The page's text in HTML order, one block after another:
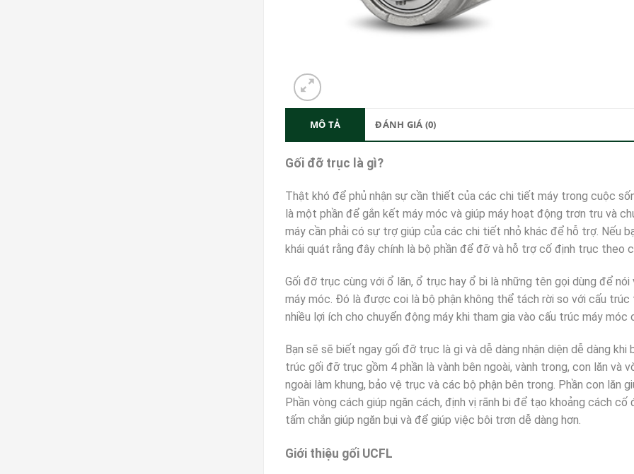
MÔ TẢ ĐÁNH GIÁ (0)
Gối đỡ trục là gì?
Thật khó để phủ nhận sự cần thiết của các chi tiết máy trong cuộc
là một phần để gắn kết máy móc và giúp máy hoạt động trơn tru và
máy cần phải có sự trợ giúp của các chi tiết nhỏ khác để hỗ trợ. Nếu
khái quát rằng đây chính là bộ phần để đỡ và hỗ trợ cố định trục theo
Gối đỡ trục cùng với ổ lăn, ổ trục hay ổ bi là những tên gọi dùng để
máy móc. Đó là được coi là bộ phận không thể tách rời so với cấu
nhiều lợi ích cho chuyển động máy khi tham gia vào cấu trúc máy móc
Bạn sẽ sẽ biết ngay gối đỡ trục là gì và dễ dàng nhận diện dễ dàng
trúc gối đỡ trục gồm 4 phần là vành bên ngoài, vành trong, con lăn và
ngoài làm khung, bảo vệ trục và các bộ phận bên trong. Phần con lăn
Phần vòng cách giúp ngăn cách, định vị rãnh bi để tạo khoảng cách
tấm chắn giúp ngăn bụi và để giúp việc bôi trơn dễ dàng hơn.
Giới thiệu gối UCFL